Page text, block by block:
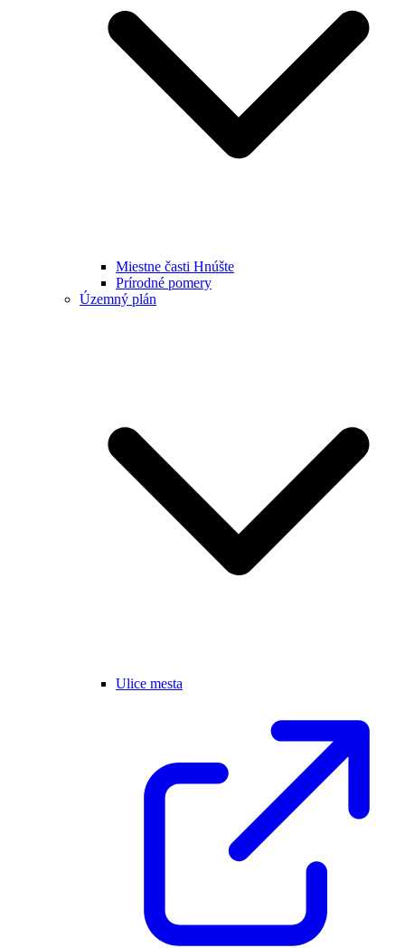
Miestne časti Hnúšte
Prírodné pomery
Územný plán
Ulice mesta